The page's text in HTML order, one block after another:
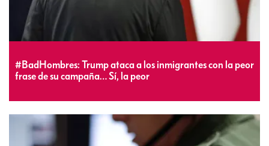
#BadHombres: Trump ataca a los inmigrantes con la peor
frase de su campaña… Sí, la peor